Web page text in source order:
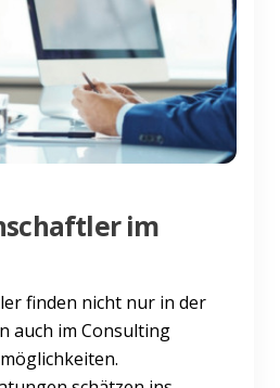
im
finden nicht nur in der
auch im Consulting